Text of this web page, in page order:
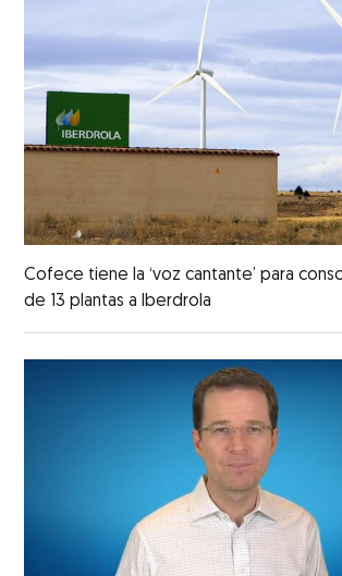
Cofece tiene la ‘voz cantante’ para
de 13 plantas a Iberdrola